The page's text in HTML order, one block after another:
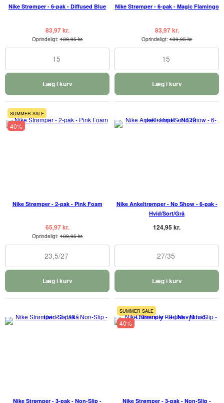
Nike Strømper - 6-pak - Diffused Blue
83,97 kr.
Oprindeligt:139,95 kr.
15
Læg i kurv
Nike Strømper - 6-pak - Magic Flamingo
83,97 kr.
Oprindeligt:139,95 kr.
15
Læg i kurv
SUMMER SALE
40%
Nike Strømper - 2-pak - Pink Foam
65,97 kr.
Oprindeligt:109,95 kr.
23,5/27
Læg i kurv
Nike Ankeltrømper - No Show - 6-pak -
Hvid/Sort/Grå
124,95 kr.
27/35
Læg i kurv
Nike Strømper - 3-pak - Non-Slip -
SUMMER SALE
40%
Nike Strømper - 3-pak - Non-Slip -